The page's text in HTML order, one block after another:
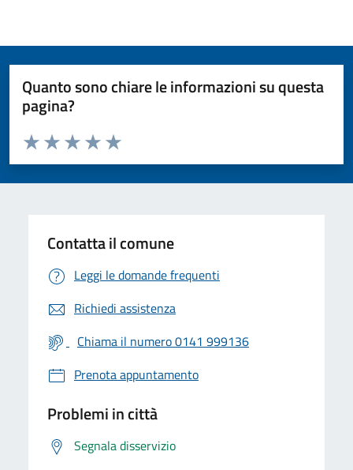
Quanto sono chiare le informazioni su questa
pagina?
Valuta da 1 a 5 stelle la pagina
Valuta 5 stelle su 5
Valuta 4 stelle su 5
Valuta 3 stelle su 5
Valuta 2 stelle su 5
Valuta 1 stelle su 5
Contatta il comune
Leggi le domande frequenti
Richiedi assistenza
Chiama il numero 0141 999136
Prenota appuntamento
Problemi in città
Segnala disservizio